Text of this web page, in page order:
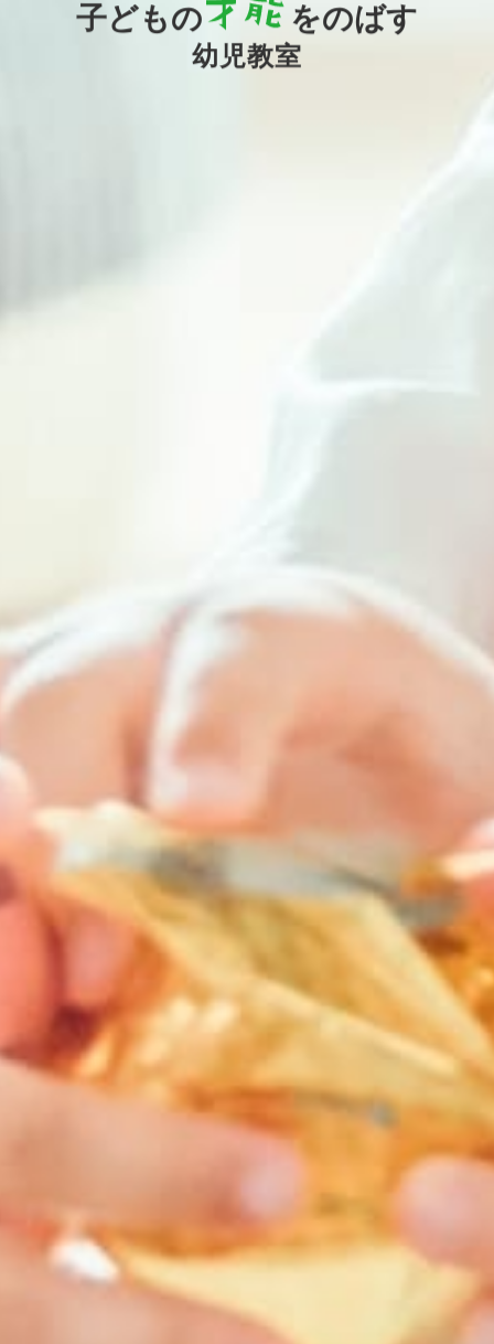
子どもの をのばす
幼児教室